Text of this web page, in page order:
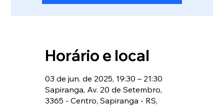
Horário e local
03 de jun. de 2025, 19:30 – 21:30
Sapiranga, Av. 20 de Setembro,
3365 - Centro, Sapiranga - RS,